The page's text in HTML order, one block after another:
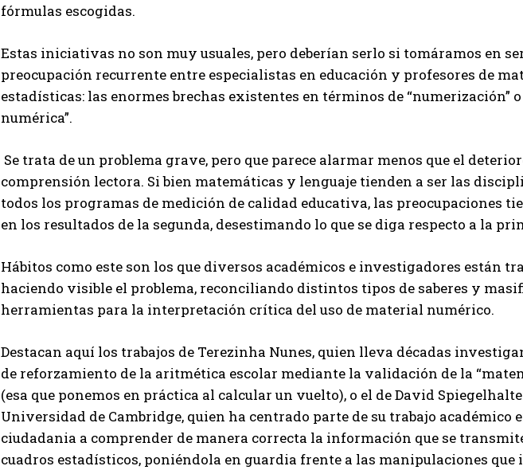
fórmulas escogidas.
Estas iniciativas no son muy usuales, pero deberían serlo si tomáramos en
preocupación recurrente entre especialistas en educación y profesores de
estadísticas: las enormes brechas existentes en términos de “numerización”
numérica”.
Se trata de un problema grave, pero que parece alarmar menos que el
comprensión lectora. Si bien matemáticas y lenguaje tienden a ser las
todos los programas de medición de calidad educativa, las preocupaciones
en los resultados de la segunda, desestimando lo que se diga respecto a la
Hábitos como este son los que diversos académicos e investigadores están
haciendo visible el problema, reconciliando distintos tipos de saberes y
herramientas para la interpretación crítica del uso de material numérico.
Destacan aquí los trabajos de Terezinha Nunes, quien lleva décadas
de reforzamiento de la aritmética escolar mediante la validación de la
(esa que ponemos en práctica al calcular un vuelto), o el de David
Universidad de Cambridge, quien ha centrado parte de su trabajo académico
ciudadania a comprender de manera correcta la información que se
cuadros estadísticos, poniéndola en guardia frente a las manipulaciones que